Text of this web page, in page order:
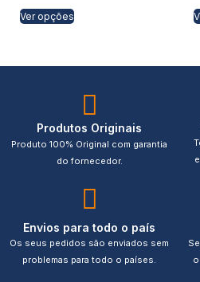
Ver opções
Produtos Originais
Produto 100% Original com garantia
do fornecedor.
Envios para todo o país
Os seus pedidos são enviados sem
problemas para todo o países.